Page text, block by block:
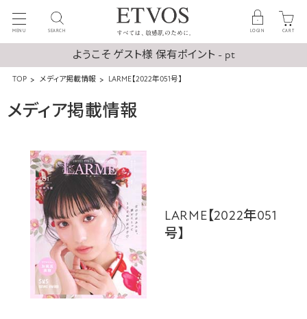
MENU SEARCH LOGIN CART
ようこそ ゲスト様 保有ポイント - pt
TOP メディア掲載情報 LARME【2022年051号】
メディア掲載情報
LARME【2022年051
号】